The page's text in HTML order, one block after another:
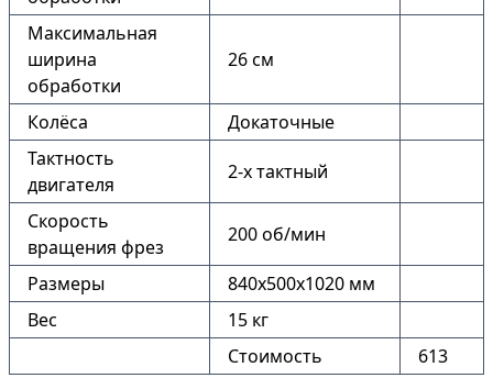
Максимальная
ширина
обработки
26 см
Колёса
Докаточные
Тактность
двигателя
2-х тактный
Скорость
вращения фрез
200 об/мин
Размеры
840х500х1020 мм
Вес
15 кг
Стоимость
613